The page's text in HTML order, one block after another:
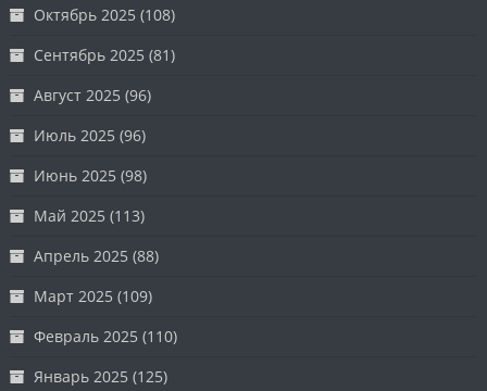
Октябрь 2025 (108)
Сентябрь 2025 (81)
Август 2025 (96)
Июль 2025 (96)
Июнь 2025 (98)
Май 2025 (113)
Апрель 2025 (88)
Март 2025 (109)
Февраль 2025 (110)
Январь 2025 (125)